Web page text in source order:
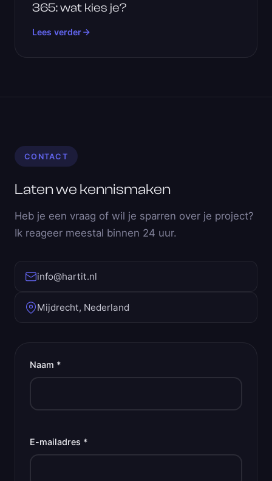
365: wat kies je?
Lees verder
CONTACT
Laten we kennismaken
Heb je een vraag of wil je sparren over je project?
Ik reageer meestal binnen 24 uur.
info@hartit.nl
Mijdrecht, Nederland
Naam *
E-mailadres *